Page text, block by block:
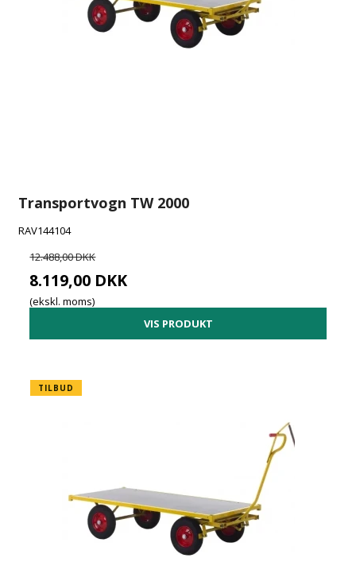
Transportvogn TW 2000
RAV144104
12.488,00 DKK
8.119,00 DKK
(ekskl. moms)
VIS PRODUKT
TILBUD